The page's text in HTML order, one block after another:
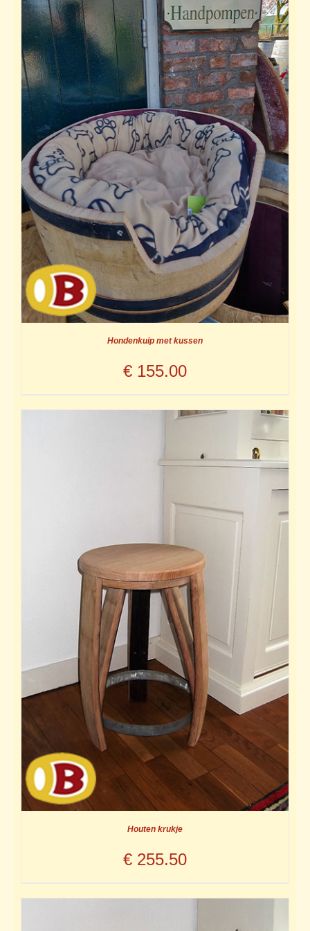
Hondenkuip met kussen
€ 155.00
Houten krukje
€ 255.50